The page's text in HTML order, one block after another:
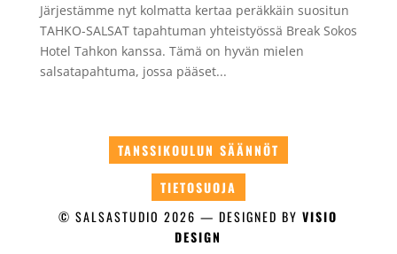
Järjestämme nyt kolmatta kertaa peräkkäin suositun
TAHKO-SALSAT tapahtuman yhteistyössä Break Sokos
Hotel Tahkon kanssa. Tämä on hyvän mielen
salsatapahtuma, jossa pääset...
TANSSIKOULUN SÄÄNNÖT
TIETOSUOJA
© SALSASTUDIO2026 — DESIGNED BYVISIO
DESIGN